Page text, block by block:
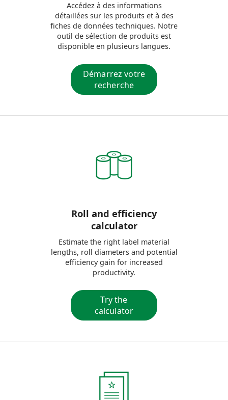
Accédez à des informations
détaillées sur les produits et à des
fiches de données techniques. Notre
outil de sélection de produits est
disponible en plusieurs langues.
Démarrez votre
recherche
Roll and efficiency
calculator
Estimate the right label material
lengths, roll diameters and potential
efficiency gain for increased
productivity.
Try the
calculator